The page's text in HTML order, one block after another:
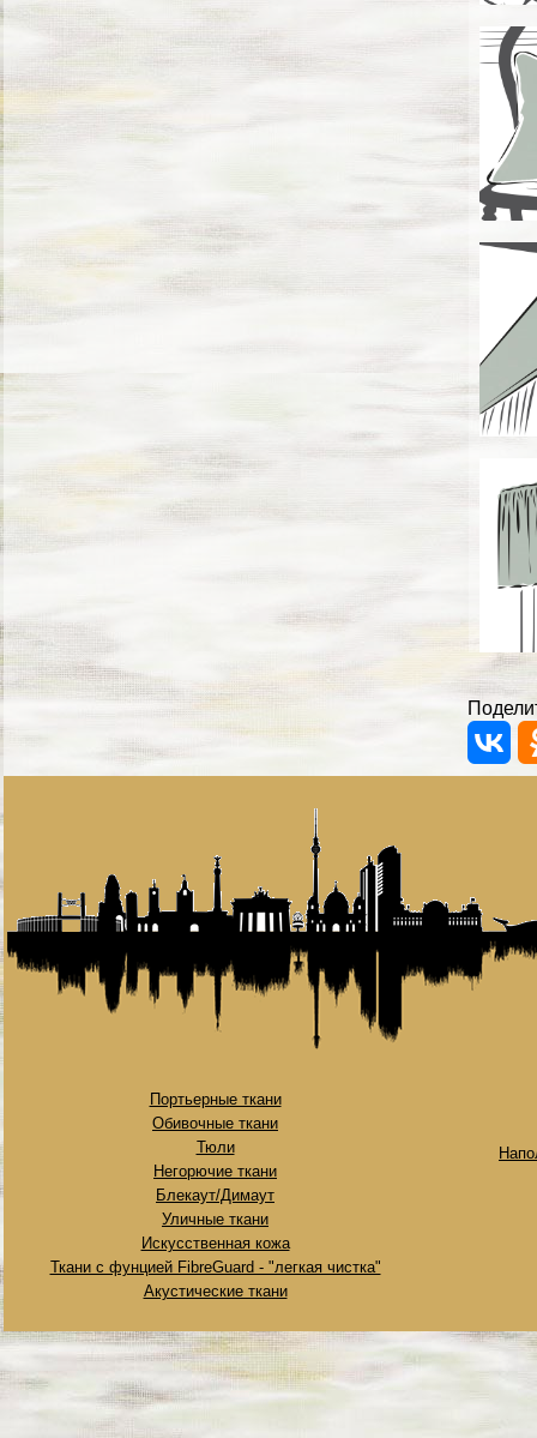
Портьерные ткани
Обивочные ткани
Тюли
Негорючие ткани
Блекаут/Димаут
Уличные ткани
Искусственная кожа
Ткани с фунцией FibreGuard - "легкая чистка"
Акустические ткани